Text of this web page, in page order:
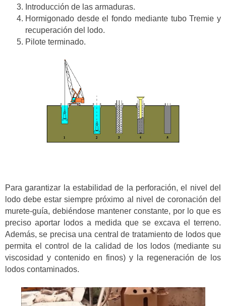
Introducción de las armaduras.
Hormigonado desde el fondo mediante tubo Tremie y
recuperación del lodo.
Pilote terminado.
Para garantizar la estabilidad de la perforación, el nivel del
lodo debe estar siempre próximo al nivel de coronación del
murete-guía, debiéndose mantener constante, por lo que es
preciso aportar lodos a medida que se excava el terreno.
Además, se precisa una central de tratamiento de lodos que
permita el control de la calidad de los lodos (mediante su
viscosidad y contenido en finos) y la regeneración de los
lodos contaminados.